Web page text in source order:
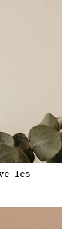
les